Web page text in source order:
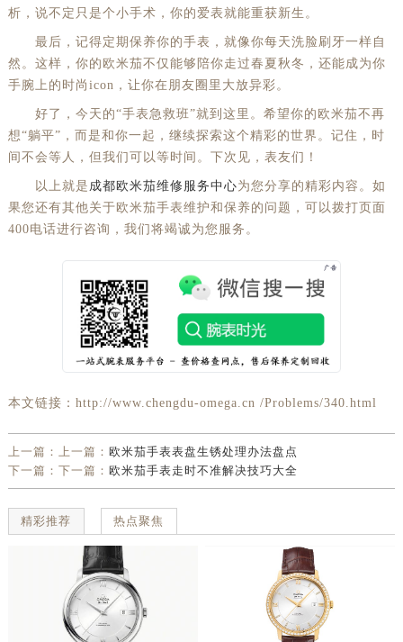
析，说不定只是个小手术，你的爱表就能重获新生。
最后，记得定期保养你的手表，就像你每天洗脸刷牙一样自
然。这样，你的欧米茄不仅能够陪你走过春夏秋冬，还能成为你
手腕上的时尚icon，让你在朋友圈里大放异彩。
好了，今天的“手表急救班”就到这里。希望你的欧米茄不再
想“躺平”，而是和你一起，继续探索这个精彩的世界。记住，时
间不会等人，但我们可以等时间。下次见，表友们！
以上就是 成都欧米茄维修服务中心为您分享的精彩内容。如
果您还有其他关于欧米茄手表维护和保养的问题，可以拨打页面
400电话进行咨询，我们将竭诚为您服务。
本文链接：http://www.chengdu-omega.cn /Problems/340.html
上一篇：上一篇： 欧米茄手表表盘生锈处理办法盘点
下一篇：下一篇： 欧米茄手表走时不准解决技巧大全
精彩推荐 热点聚焦